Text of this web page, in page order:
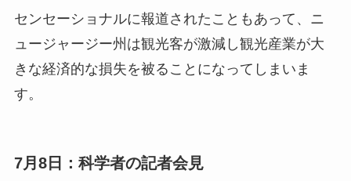
センセーショナルに報道されたこともあって、ニ
ュージャージー州は観光客が激減し観光産業が大
きな経済的な損失を被ることになってしまいま
す。
7月8日：科学者の記者会見